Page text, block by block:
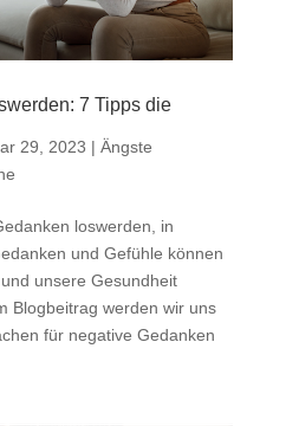
7 Tipps die
29, 2023 | Ängste
loswerden, in
und Gefühle können
unsere Gesundheit
Blogbeitrag werden wir uns
für negative Gedanken